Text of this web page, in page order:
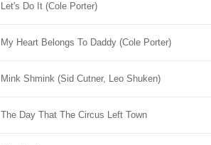
Let's Do It (Cole Porter)
My Heart Belongs To Daddy (Cole Porter)
Mink Shmink (Sid Cutner, Leo Shuken)
The Day That The Circus Left Town